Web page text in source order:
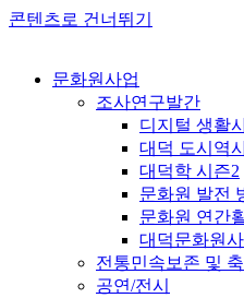
콘텐츠로 건너뛰기
문화원사업
조사연구발간
디지털 생활
대덕 도시역
대덕학 시즌2
문화원 발전
문화원 연간
대덕문화원
전통민속보존 및 축
공연/전시